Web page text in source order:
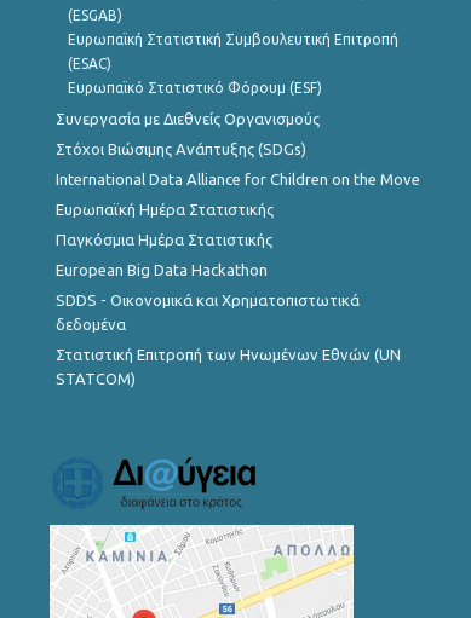
(ESGAB)
Ευρωπαϊκή Στατιστική Συμβουλευτική Επιτροπή
(ESAC)
Ευρωπαϊκό Στατιστικό Φόρουμ (ESF)
Συνεργασία με Διεθνείς Οργανισμούς
Στόχοι Βιώσιμης Ανάπτυξης (SDGs)
International Data Alliance for Children on the Move
Ευρωπαϊκή Ημέρα Στατιστικής
Παγκόσμια Ημέρα Στατιστικής
European Big Data Hackathon
SDDS - Οικονομικά και Χρηματοπιστωτικά
δεδομένα
Στατιστική Επιτροπή των Ηνωμένων Εθνών (UN
STATCOM)